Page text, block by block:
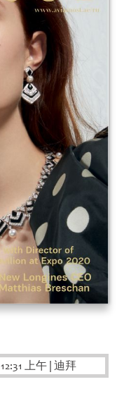
12:31 上午 迪拜